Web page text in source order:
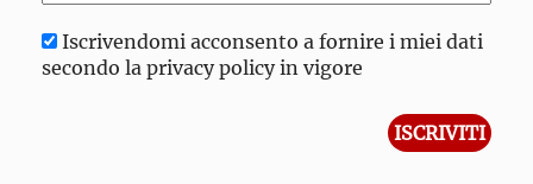
Iscrivendomi acconsento a fornire i miei dati
secondo la privacy policy in vigore